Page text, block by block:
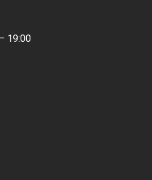
19:00